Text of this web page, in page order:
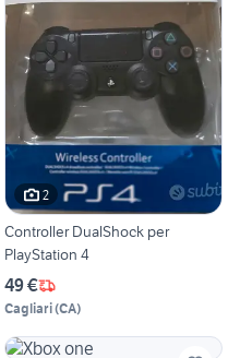
2
Controller DualShock per
PlayStation 4
49 €
Cagliari(CA)